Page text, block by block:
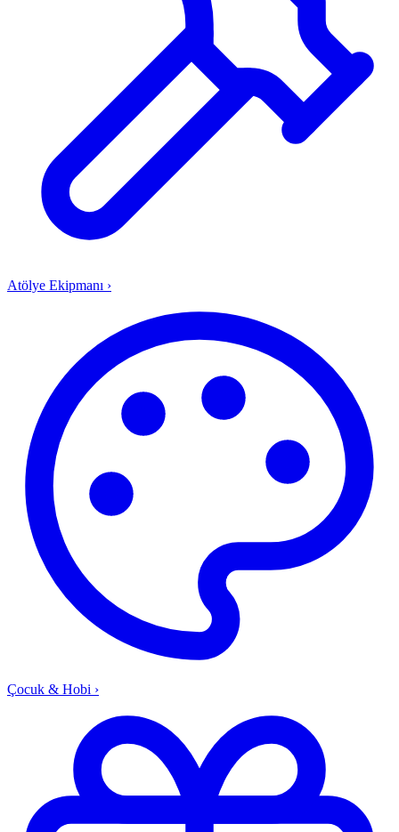
Atölye Ekipmanı ›
Çocuk & Hobi ›